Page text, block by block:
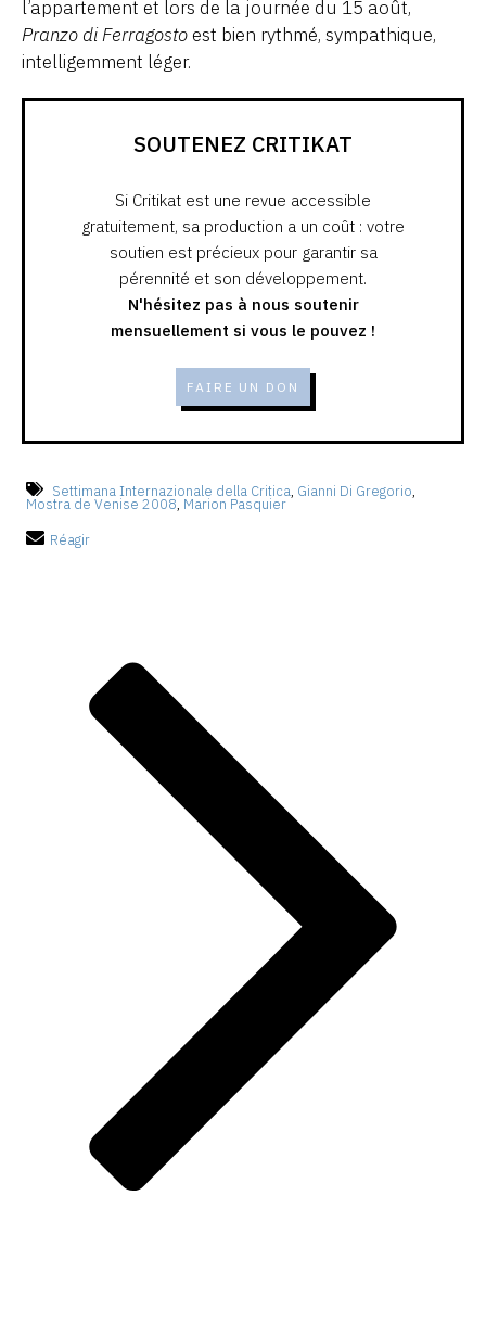
l’appartement et lors de la journée du 15 août,
Pranzo di Ferragosto est bien rythmé, sympathique,
intelligemment léger.
SOUTENEZ CRITIKAT
Si Critikat est une revue accessible
gratuitement, sa production a un coût : votre
soutien est précieux pour garantir sa
pérennité et son développement.
N'hésitez pas à nous soutenir
mensuellement si vous le pouvez !
FAIRE UN DON
Settimana Internazionale della Critica, Gianni Di Gregorio,
Mostra de Venise 2008, Marion Pasquier
Réagir